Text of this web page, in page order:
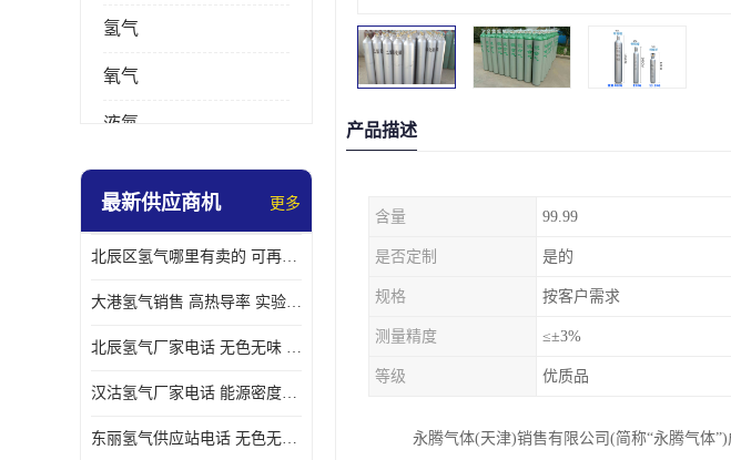
氢气
氧气
液氮
乙炔
最新供应商机 更多
北辰区氢气哪里有卖的 可再生 实验室应用
大港氢气销售 高热导率 实验室应用
北辰氢气厂家电话 无色无味 凝点为-259
汉沽氢气厂家电话 能源密度高 储存和传输便利
东丽氢气供应站电话 无色无味 储存和传输便利
产品描述
含量 99.99
是否定制 是的
规格 按客户需求
测量精度 ≤±3%
等级 优质品
永腾气体(天津)销售有限公司(简称“永腾气体